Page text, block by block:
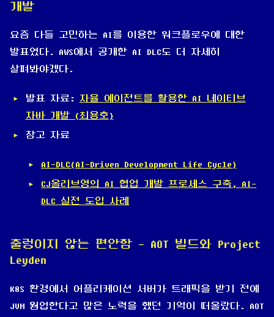
개발
요즘 다들 고민하는 AI를 이용한 워크플로우에 대한
발표였다. AWS에서 공개한 AI DLC도 더 자세히
살펴봐야겠다.
발표 자료: 자율 에이전트를 활용한 AI 네이티브
자바 개발 (최용호)
참고 자료
AI-DLC(AI-Driven Development Life Cycle)
CJ올리브영의 AI 협업 개발 프로세스 구축, AI-
DLC 실전 도입 사례
출렁이지 않는 편안함 - AOT 빌드와 Project
Leyden
K8S 환경에서 어플리케이션 서버가 트래픽을 받기 전에
JVM 웜업한다고 많은 노력을 했던 기억이 떠올랐다. AOT